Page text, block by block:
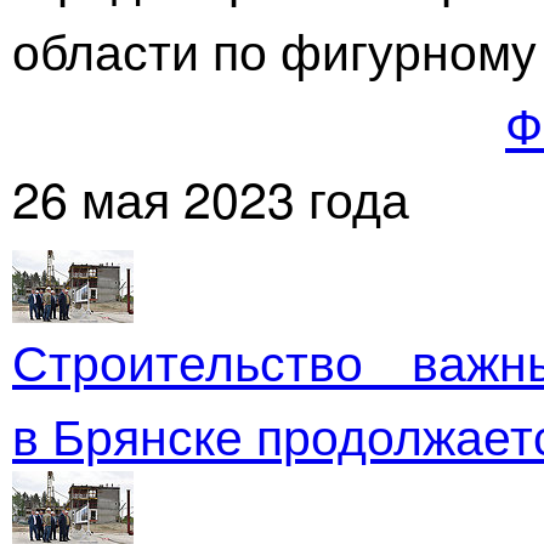
области по
26 мая 2023 года
Строительство
в Брянске